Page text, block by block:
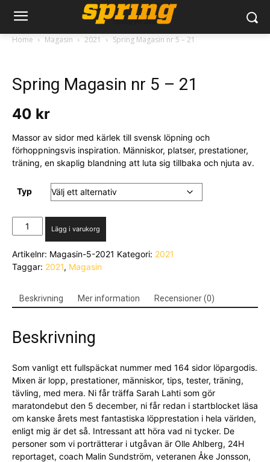
Home Magasin 2021 Spring Magasin nr 5 – 21
Spring Magasin nr 5 – 21
40 kr
Massor av sidor med kärlek till svensk löpning och
förhoppningsvis inspiration. Människor, platser, prestationer,
träning, en skaplig blandning att luta sig tillbaka och njuta av.
Typ
Spring
Magasin
5
-
mängd
Lägg i varukorg
Artikelnr: Magasin-5-2021 Kategori: 2021
Taggar: 2021, Magasin
Beskrivning Mer information Recensioner (0)
Beskrivning
Som vanligt ett fullspäckat nummer med 164 sidor löpargodis.
Mixen är lopp, prestationer, människor, tips, tester, träning,
tävling, med mera. Ni får träffa Sarah Lahti som gör
maratondebut den 5 december, ni får redan i startblocket läsa
om kanske årets mest fantastiska löpprestation i hela världen,
enligt mig är det så. Intressant att höra vad ni tycker. De
personer som vi porträtterar i utgåvan är Olle Ahlberg, 24H
reportaget, coach Malin Sundström, veteranen Åke Jonsson,